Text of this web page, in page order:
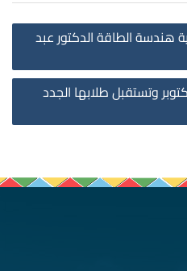
الطاقة الدكتور عبد
وتستقبل طلابها الجدد